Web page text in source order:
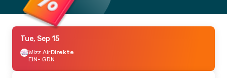
Tue, Sep 15
Wizz AirDirekte
EIN- GDN